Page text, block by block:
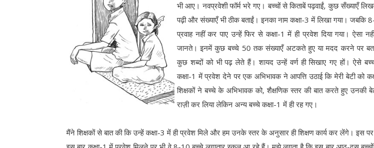
भी आए। नवप्रवेशी फॉर्म भरे गए। बच्चों से किताबें पढ़वाईं, कुछ सँख्याएँ
पढ़ी और संख्याएँ भी ठीक बताईं। इनका नाम कक्षा-3 में लिखा गया। जबकि
प्रवाह नहीं कर पाए उन्हें फिर से कक्षा-1 में ही प्रवेश दिया गया। ऐसा
जानते। इनमें कुछ बच्चे 50 तक संख्याएँ अटकते हुए या मदद करने पर बता
कुछ शब्दों को भी पढ़ लेते हैं। शायद उन्हें वर्ण ही सिखाए गए हों। ऐसे
कक्षा-1 में प्रवेश देने पर एक अभिभावक ने आपत्ति उठाई कि मेरी बेटी को
शिक्षकों ने बच्चे के अभिभावक को, शैक्षणिक स्तर की बात करते हुए उनकी
राज़ी कर लिया लेकिन अन्य बच्चे कक्षा-1 में ही रह गए।
मैंने शिक्षकों से बात की कि उन्हें कक्षा-3 में ही प्रवेश मिले और हम उनके स्तर के अनुसार ही शिक्षण कार्य कर लेंगे। इस